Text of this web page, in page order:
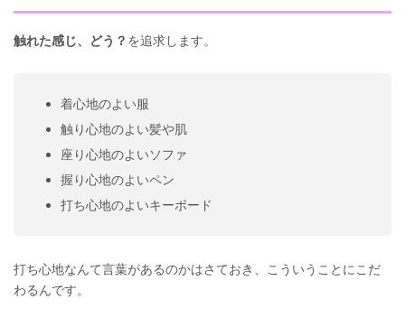
触れた感じ、どう？ を追求します。
着心地のよい服
触り心地のよい髪や肌
座り心地のよいソファ
握り心地のよいペン
打ち心地のよいキーボード
打ち心地なんて言葉があるのかはさておき、こういうことにこだ
わるんです。